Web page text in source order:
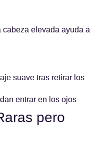
cabeza elevada ayuda a
suave tras retirar los
entrar en los ojos
pero